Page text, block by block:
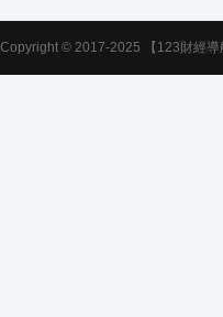
Copyright © 2017-2025 【123財經